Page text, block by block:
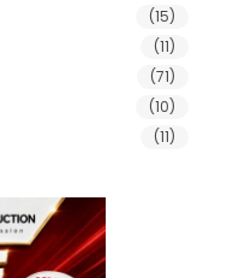
(15)
(11)
(71)
(10)
(11)